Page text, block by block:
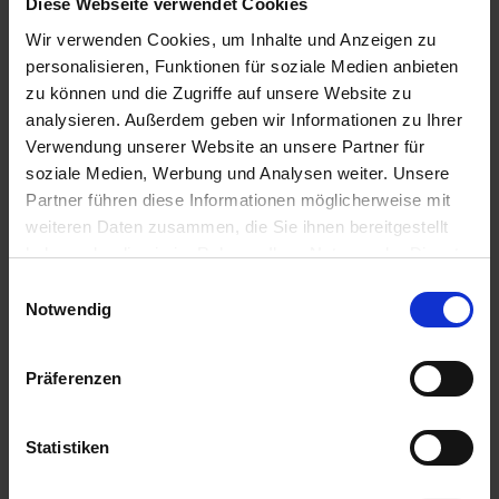
Diese Webseite verwendet Cookies
Wir verwenden Cookies, um Inhalte und Anzeigen zu
personalisieren, Funktionen für soziale Medien anbieten
zu können und die Zugriffe auf unsere Website zu
analysieren. Außerdem geben wir Informationen zu Ihrer
Verwendung unserer Website an unsere Partner für
soziale Medien, Werbung und Analysen weiter. Unsere
Partner führen diese Informationen möglicherweise mit
weiteren Daten zusammen, die Sie ihnen bereitgestellt
haben oder die sie im Rahmen Ihrer Nutzung der Dienste
Notwendig
Präferenzen
Statistiken
7,68 € / St
ZUM PRODUKT
9,23 € / St
ZUM PRODUKT
Anmelden für Ihren persönlichen Preis
95,76 € / St
95,76 €pro 1 Stück